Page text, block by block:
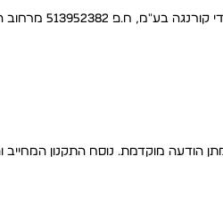
מוקדמת. נוסח התקנון המחייב